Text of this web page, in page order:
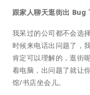
跟家人聊天逛街出 Bug
我呆过的公司都不会选
时候来电话出问题了，
肯定可以理解的，逛街
着电脑，出问题了就让
馆/书店坐会儿。